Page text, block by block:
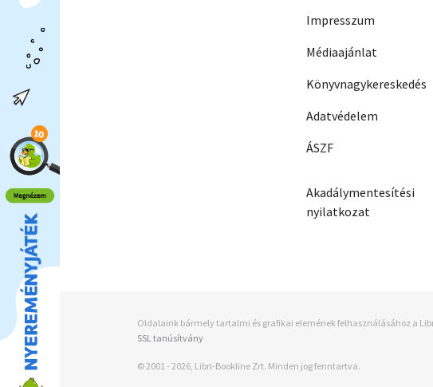
Impresszum
Médiaajánlat
Könyvnagykereskedés
Adatvédelem
ÁSZF
Akadálymentesítési
nyilatkozat
Oldalaink bármely tartalmi és grafikai elemének felhasználásához a
SSL tanúsítvány
© 2001 - 2026, Libri-Bookline Zrt. Minden jog fenntartva.